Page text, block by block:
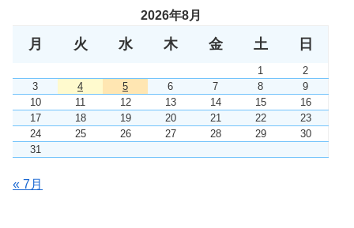
2026年8月
月 火 水 木 金 土 日
1
2
3
4 5 6 7 8
9
10
11 12 13 14 15
16
17
18 19 20 21 22
23
24
25 26 27 28 29
30
31
« 7月